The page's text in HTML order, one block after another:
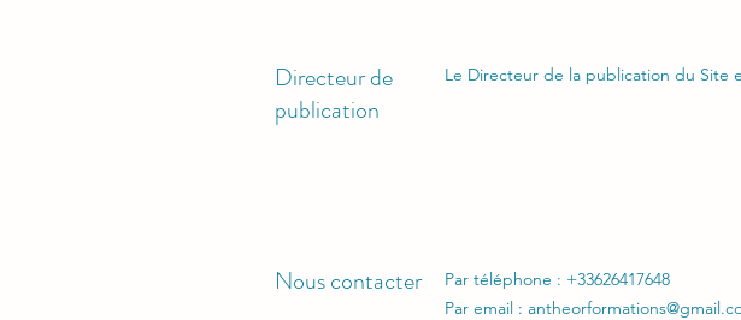
Directeur de
publication
Le Directeur de la publication du Site
Nous contacter
Par téléphone : +33626417648
Par email :